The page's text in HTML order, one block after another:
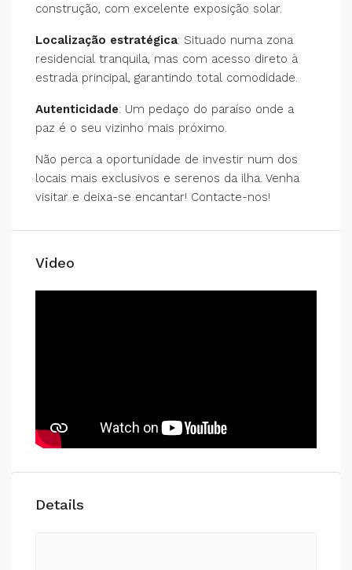
construção, com excelente exposição solar.
Localização estratégica: Situado numa zona
residencial tranquila, mas com acesso direto à
estrada principal, garantindo total comodidade.
Autenticidade: Um pedaço do paraíso onde a
paz é o seu vizinho mais próximo.
Não perca a oportunidade de investir num dos
locais mais exclusivos e serenos da ilha. Venha
visitar e deixa-se encantar! Contacte-nos!
Video
Details